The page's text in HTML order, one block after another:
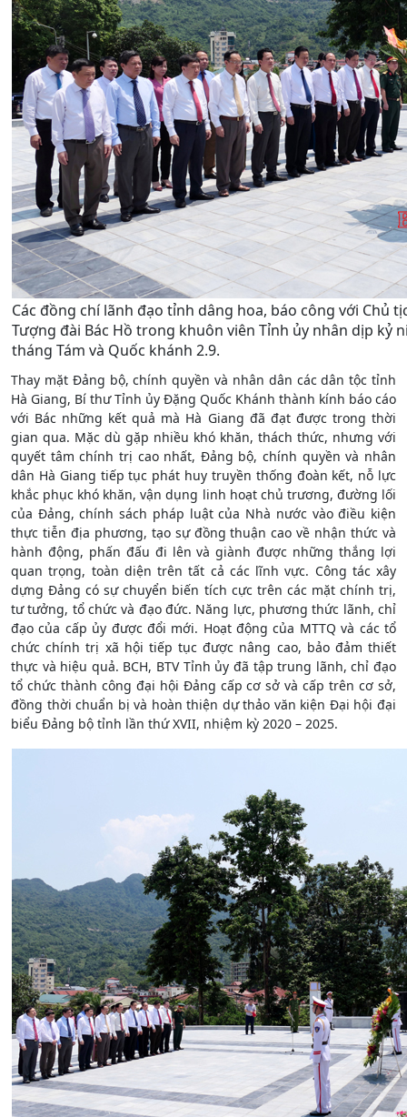
Các đồng chí lãnh đạo tỉnh dâng hoa, báo công với Chủ
Tượng đài Bác Hồ trong khuôn viên Tỉnh ủy nhân dịp kỷ
tháng Tám và Quốc khánh 2.9.
Thay mặt Đảng bộ, chính quyền và nhân dân các dân tộc tỉnh
Hà Giang, Bí thư Tỉnh ủy Đặng Quốc Khánh thành kính báo cáo
với Bác những kết quả mà Hà Giang đã đạt được trong thời
gian qua. Mặc dù gặp nhiều khó khăn, thách thức, nhưng với
quyết tâm chính trị cao nhất, Đảng bộ, chính quyền và nhân
dân Hà Giang tiếp tục phát huy truyền thống đoàn kết, nỗ lực
khắc phục khó khăn, vận dụng linh hoạt chủ trương, đường lối
của Đảng, chính sách pháp luật của Nhà nước vào điều kiện
thực tiễn địa phương, tạo sự đồng thuận cao về nhận thức và
hành động, phấn đấu đi lên và giành được những thắng lợi
quan trọng, toàn diện trên tất cả các lĩnh vực. Công tác xây
dựng Đảng có sự chuyển biến tích cực trên các mặt chính trị,
tư tưởng, tổ chức và đạo đức. Năng lực, phương thức lãnh, chỉ
đạo của cấp ủy được đổi mới. Hoạt động của MTTQ và các tổ
chức chính trị xã hội tiếp tục được nâng cao, bảo đảm thiết
thực và hiệu quả. BCH, BTV Tỉnh ủy đã tập trung lãnh, chỉ đạo
tổ chức thành công đại hội Đảng cấp cơ sở và cấp trên cơ sở,
đồng thời chuẩn bị và hoàn thiện dự thảo văn kiện Đại hội đại
biểu Đảng bộ tỉnh lần thứ XVII, nhiệm kỳ 2020 – 2025.